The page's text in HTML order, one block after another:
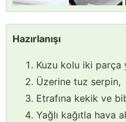
Hazırlanışı
Kuzu kolu iki parça
Üzerine tuz serpin,
Etrafına kekik ve
Yağlı kağıtla hava